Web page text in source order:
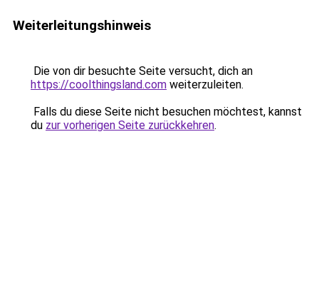
Weiterleitungshinweis
Die von dir besuchte Seite versucht, dich an
https://coolthingsland.com weiterzuleiten.
Falls du diese Seite nicht besuchen möchtest, kannst
du zur vorherigen Seite zurückkehren.